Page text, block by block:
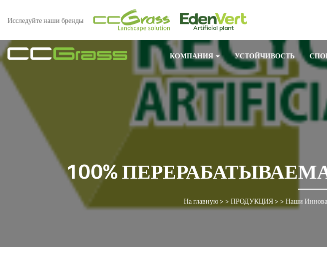
Исследуйте наши бренды
КОМПАНИЯ УСТОЙЧИВОСТЬ
100%
На главную > > ПРОДУКЦИЯ > > Наши